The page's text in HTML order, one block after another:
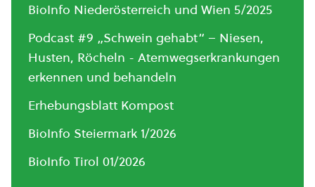
BioInfo Niederösterreich und Wien 5/2025
Podcast #9 „Schwein gehabt“ – Niesen,
Husten, Röcheln - Atemwegserkrankungen
erkennen und behandeln
Erhebungsblatt Kompost
BioInfo Steiermark 1/2026
BioInfo Tirol 01/2026